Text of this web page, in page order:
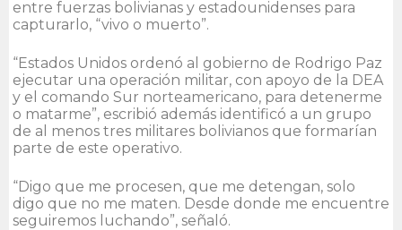
entre fuerzas bolivianas y estadounidenses para
capturarlo, “vivo o muerto”.
“Estados Unidos ordenó al gobierno de Rodrigo Paz
ejecutar una operación militar, con apoyo de la DEA
y el comando Sur norteamericano, para detenerme
o matarme”, escribió además identificó a un grupo
de al menos tres militares bolivianos que formarían
parte de este operativo.
“Digo que me procesen, que me detengan, solo
digo que no me maten. Desde donde me encuentre
seguiremos luchando”, señaló.